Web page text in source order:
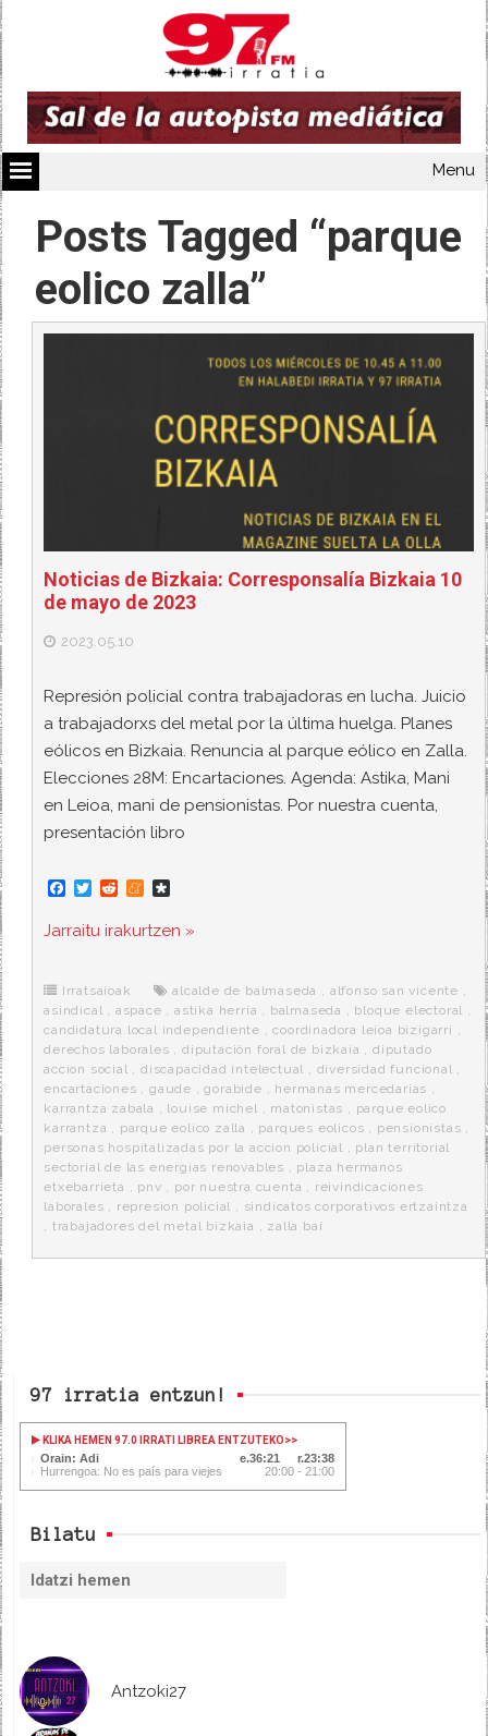
Menu
Posts Tagged “parque
eolico zalla”
Noticias de Bizkaia: Corresponsalía Bizkaia 10
de mayo de 2023
2023.05.10
Represión policial contra trabajadoras en lucha. Juicio
a trabajadorxs del metal por la última huelga. Planes
eólicos en Bizkaia. Renuncia al parque eólico en Zalla.
Elecciones 28M: Encartaciones. Agenda: Astika, Mani
en Leioa, mani de pensionistas. Por nuestra cuenta,
presentación libro
F
c
e
o
k
T
i
t
r
R
d
d
M
n
e
e
a
s
r
a
Jarraitu irakurtzen »
Irratsaioak alcalde de balmaseda , alfonso san vicente ,
asindical , aspace ,astika herria , balmaseda , bloque electoral ,
candidatura local independiente ,coordinadora leioa bizigarri ,
derechos laborales ,diputación foral de bizkaia ,diputado
accion social ,discapacidad intelectual , diversidad funcional ,
encartaciones ,gaude ,gorabide , hermanas mercedarias ,
karrantza zabala , louise michel , matonistas , parque eolico
karrantza , parque eolico zalla , parques eolicos , pensionistas ,
personas hospitalizadas por la accion policial , plan territorial
sectorial de las energias renovables , plaza hermanos
etxebarrieta , pnv , por nuestra cuenta , reivindicaciones
laborales , represion policial , sindicatos corporativos ertzaintza
, trabajadores del metal bizkaia , zalla bai
97 irratia entzun!
KLIKA HEMEN 97.0 IRRATI LIBREA ENTZUTEKO>>
Orain: Adi 36:22
23:37
Hurrengoa: No es país para viejes
20:00 - 21:00
Bilatu
Antzoki27